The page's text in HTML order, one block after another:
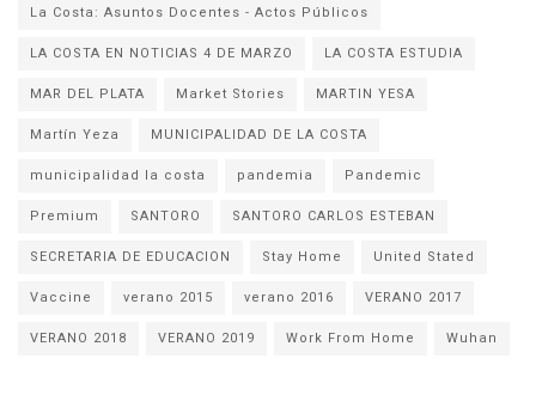
La Costa: Asuntos Docentes - Actos Públicos
LA COSTA EN NOTICIAS 4 DE MARZO
LA COSTA ESTUDIA
MAR DEL PLATA
Market Stories
MARTIN YESA
Martín Yeza
MUNICIPALIDAD DE LA COSTA
municipalidad la costa
pandemia
Pandemic
Premium
SANTORO
SANTORO CARLOS ESTEBAN
SECRETARIA DE EDUCACION
Stay Home
United Stated
Vaccine
verano 2015 verano 2016
VERANO 2017
VERANO 2018
VERANO 2019 Work From Home Wuhan